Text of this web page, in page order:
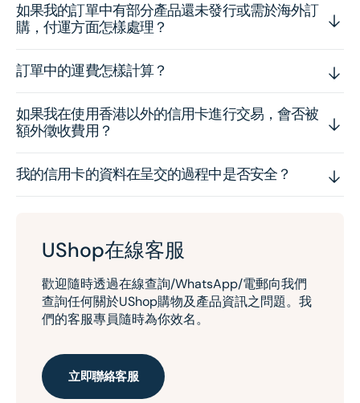
如果我的訂單中有部分產品還未發行或需於海外訂
購，付運方面怎樣處理？
訂單中的運費怎樣計算？
如果我在使用香港以外的信用卡進行交易，會否被
額外徵收費用？
我的信用卡的資料在呈交的過程中是否安全？
UShop在線客服
歡迎隨時透過在線查詢/WhatsApp/電郵向我們
查詢任何關於UShop購物及產品資訊之問題。我
們的客服專員隨時為你效名。
立即聯絡客服